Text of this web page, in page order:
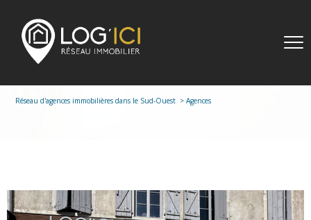
Réseau d'agences immobilières dans le Sud-Ouest Agences